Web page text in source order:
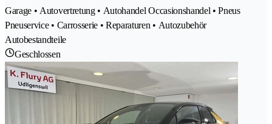
Garage • Autovertretung • Autohandel Occasionshandel • Pneus
Pneuservice • Carrosserie • Reparaturen • Autozubehör
Autobestandteile
Geschlossen